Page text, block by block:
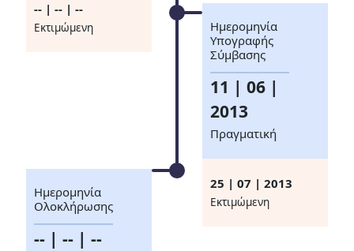
-- | -- | --
Eκτιμώμενη
Ημερομηνία
Υπογραφής
Σύμβασης
11 | 06 |
2013
Πραγματική
25 | 07 | 2013
Eκτιμώμενη
Ημερομηνία
Ολοκλήρωσης
-- | -- | --